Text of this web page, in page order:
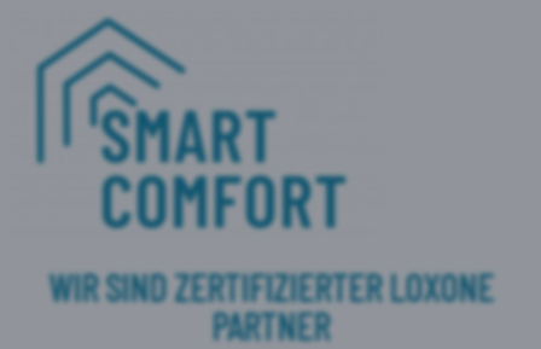
WIR SIND ZERTIFIZIERTER LOXONE
PARTNER